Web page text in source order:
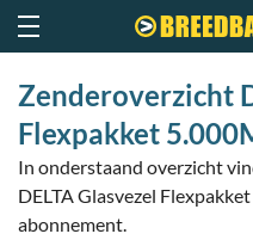
Zenderoverzicht
Flexpakket
In onderstaand overzicht
DELTA Glasvezel
abonnement.